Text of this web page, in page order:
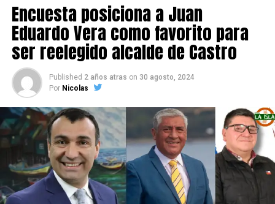
Encuesta posiciona a Juan
Eduardo Vera como favorito para
ser reelegido alcalde de Castro
Published 2 años atras on 30 agosto, 2024
Por Nicolas